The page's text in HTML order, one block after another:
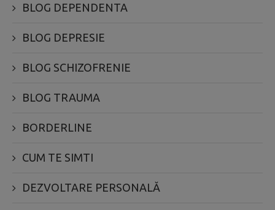
BLOG DEPENDENTA
BLOG DEPRESIE
BLOG SCHIZOFRENIE
BLOG TRAUMA
BORDERLINE
CUM TE SIMTI
DEZVOLTARE PERSONALĂ